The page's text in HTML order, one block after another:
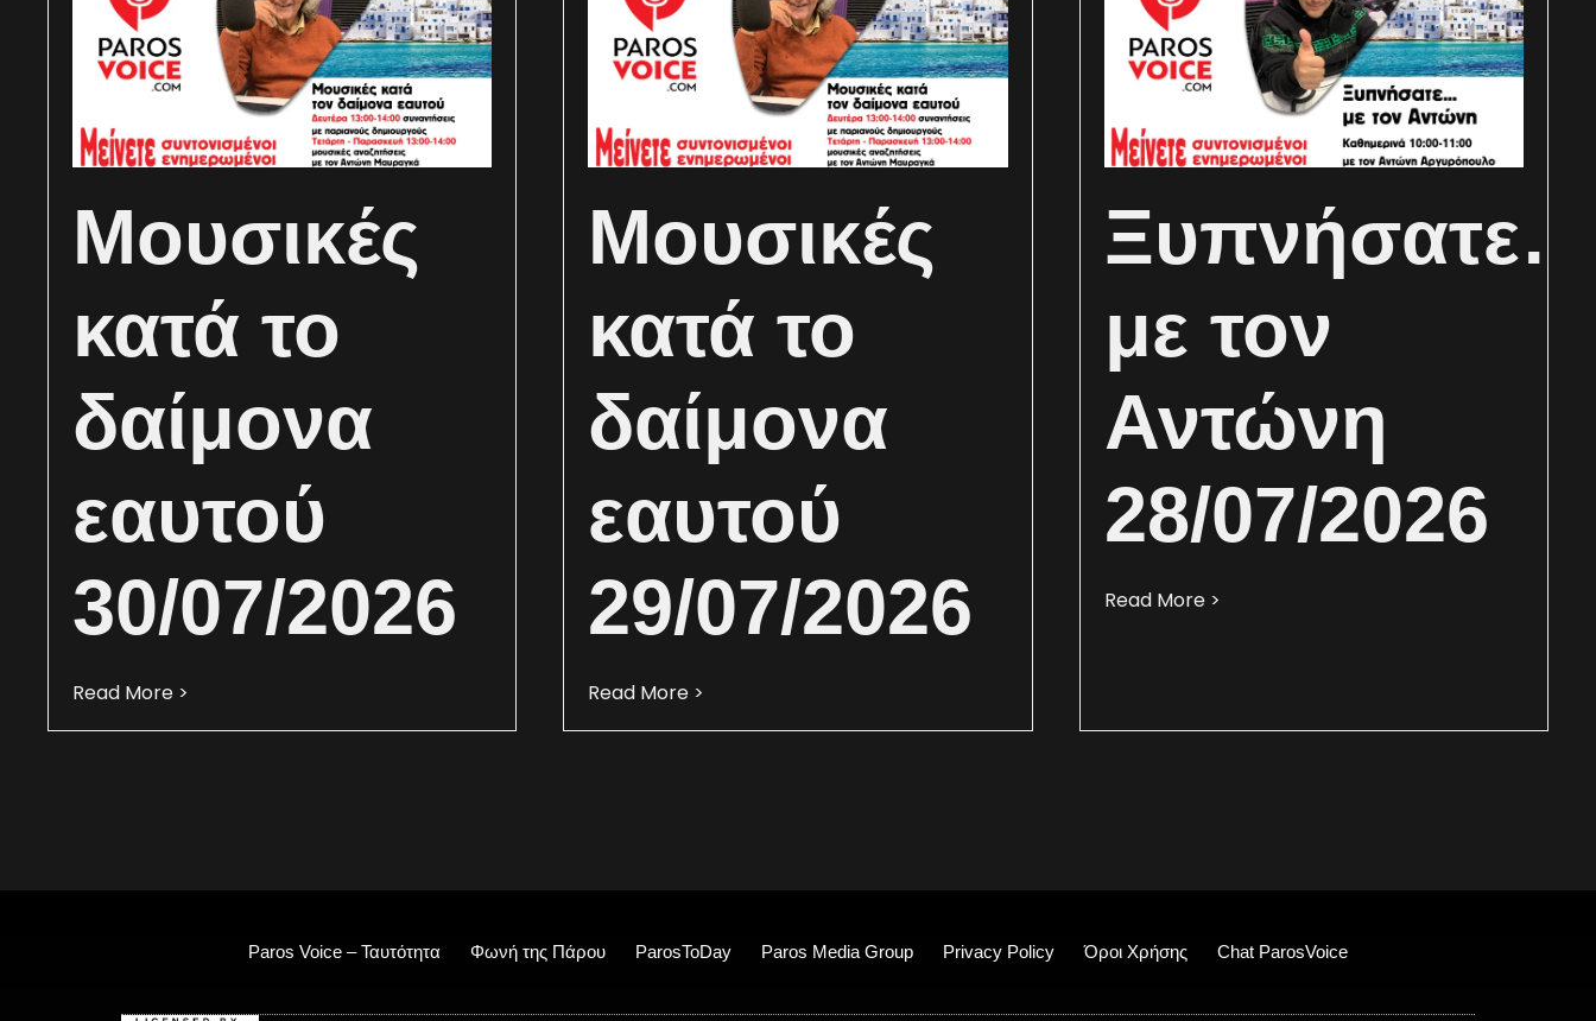
Μουσικές
κατά το
δαίμονα
εαυτού
30/07/2026
Read More >
Μουσικές
κατά το
δαίμονα
εαυτού
29/07/2026
Read More >
Ξυπνήσατε…
με τον
Αντώνη
28/07/2026
Read More >
Paros Voice – Ταυτότητα Φωνή της Πάρου ParosToDay Paros Media Group Privacy Policy Όροι Χρήσης Chat ParosVoice